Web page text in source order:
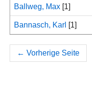
Ballweg, Max [1]
Bannasch, Karl [1]
← Vorherige Seite